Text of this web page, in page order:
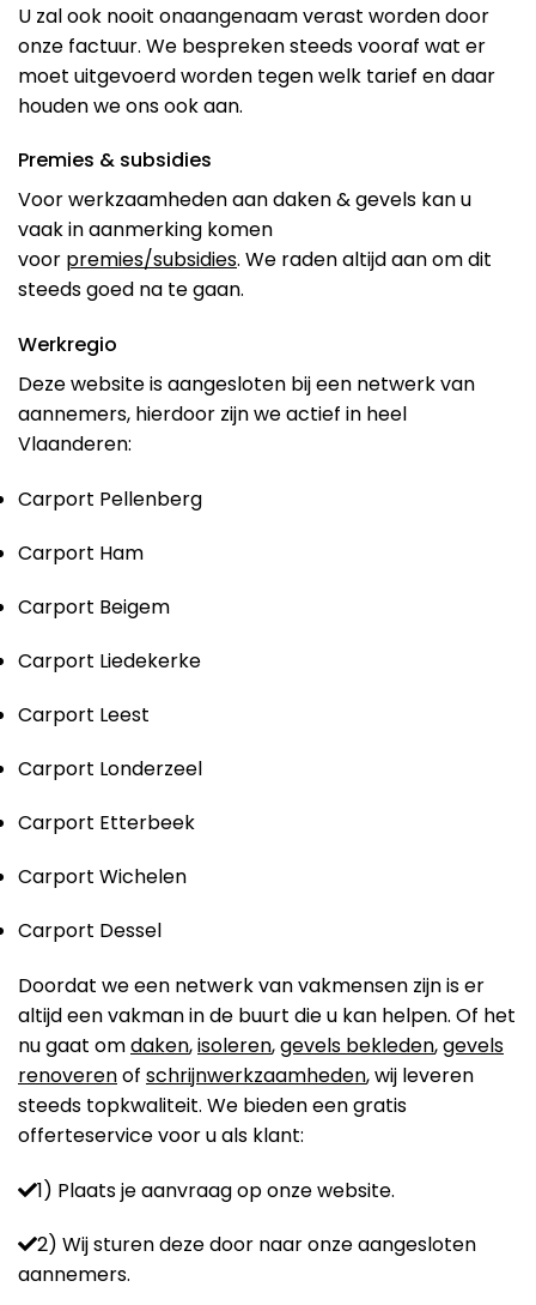
U zal ook nooit onaangenaam verast worden door
onze factuur. We bespreken steeds vooraf wat er
moet uitgevoerd worden tegen welk tarief en daar
houden we ons ook aan.
Premies & subsidies
Voor werkzaamheden aan daken & gevels kan u
vaak in aanmerking komen
voor premies/subsidies. We raden altijd aan om dit
steeds goed na te gaan.
Werkregio
Deze website is aangesloten bij een netwerk van
aannemers, hierdoor zijn we actief in heel
Vlaanderen:
Carport Pellenberg
Carport Ham
Carport Beigem
Carport Liedekerke
Carport Leest
Carport Londerzeel
Carport Etterbeek
Carport Wichelen
Carport Dessel
Doordat we een netwerk van vakmensen zijn is er
altijd een vakman in de buurt die u kan helpen. Of het
nu gaat omdaken,isoleren,gevels bekleden,gevels
renoverenof schrijnwerkzaamheden, wij leveren
steeds topkwaliteit. We bieden een gratis
offerteservice voor u als klant:
1) Plaats je aanvraag op onze website.
2) Wij sturen deze door naar onze aangesloten
aannemers.